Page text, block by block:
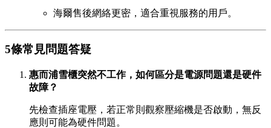
海爾售後網絡更密，適合重視服務的用戶。
5條常見問題答疑
惠而浦雪櫃突然不工作，如何區分是電源問題還是硬件
故障？
先檢查插座電壓，若正常則觀察壓縮機是否啟動，無反
應則可能為硬件問題。